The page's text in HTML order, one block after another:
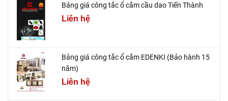
Bảng giá công tắc ổ cắm cầu dao Tiến Thành
Liên hệ
Bảng giá công tắc ổ cắm EDENKI (Bảo hành 15
năm)
Liên hệ